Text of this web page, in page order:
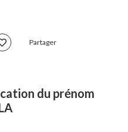
Partager
du prénom